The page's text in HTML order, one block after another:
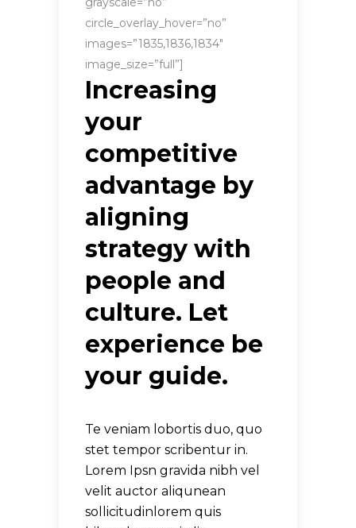
circle_overlay_hover=”no”
images=”1835,1836,1834″
image_size=”full”]
Increasing
your
competitive
advantage by
aligning
strategy with
people and
culture. Let
experience be
your guide.
Te veniam lobortis duo, quo
stet tempor scribentur in.
Lorem Ipsn gravida nibh vel
velit auctor aliqunean
sollicitudinlorem quis